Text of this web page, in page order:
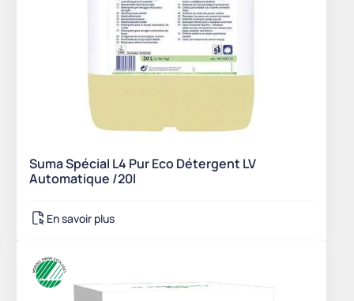
Suma Spécial L4 Pur Eco Détergent LV
Automatique /20l
En savoir plus